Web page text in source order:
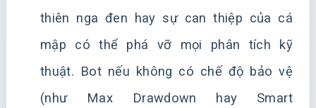
thiên nga đen hay sự can thiệp của cá
mập có thể phá vỡ mọi phân tích kỹ
thuật. Bot nếu không có chế độ bảo vệ
(như Max Drawdown hay Smart